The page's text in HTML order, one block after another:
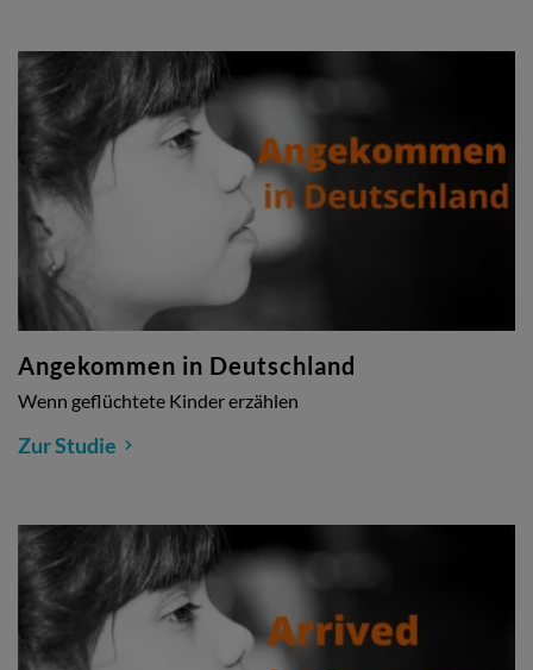
Angekommen in Deutschland
Wenn geflüchtete Kinder erzählen
Zur Studie